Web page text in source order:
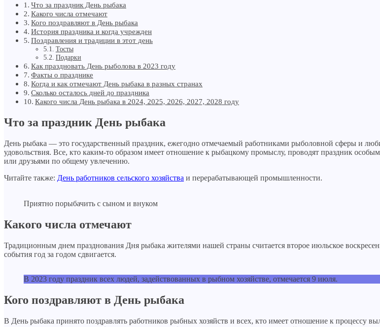
Что за праздник День рыбака
Какого числа отмечают
Кого поздравляют в День рыбака
История праздника и когда учрежден
Поздравления и традиции в этот день
Тосты
Подарки
Как праздновать День рыболова в 2023 году
Факты о празднике
Когда и как отмечают День рыбака в разных странах
Сколько осталось дней до праздника
Какого числа День рыбака в 2024, 2025, 2026, 2027, 2028 году
Что за праздник День рыбака
День рыбака — это государственный праздник, ежегодно отмечаемый работниками рыболовной сферы и
удовольствия. Все, кто каким-то образом имеет отношение к рыбацкому промыслу, проводят праздник
или друзьями по общему увлечению.
Читайте также: День работников сельского хозяйства и перерабатывающей промышленности.
Приятно порыбачить с сыном и внуком
Какого числа отмечают
Традиционным днем празднования Дня рыбака жителями нашей страны считается второе июльское
события год за годом сдвигается.
В 2023 году праздник всех людей, задействованных в рыбном хозяйстве, отмечается 9 июля.
Кого поздравляют в День рыбака
В День рыбака принято поздравлять работников рыбных хозяйств и всех, кто имеет отношение к